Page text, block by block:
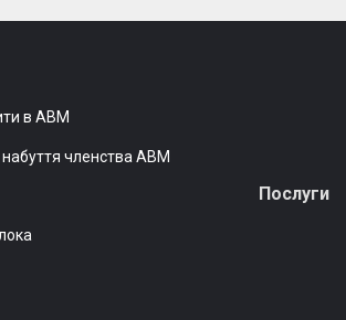
в АВМ
членства АВМ
Послуги